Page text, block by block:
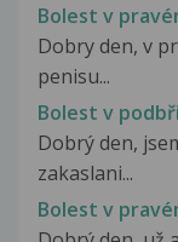
Bolest v
Dobry den, v
penisu...
Bolest v
Dobrý den,
zakaslani...
Bolest v